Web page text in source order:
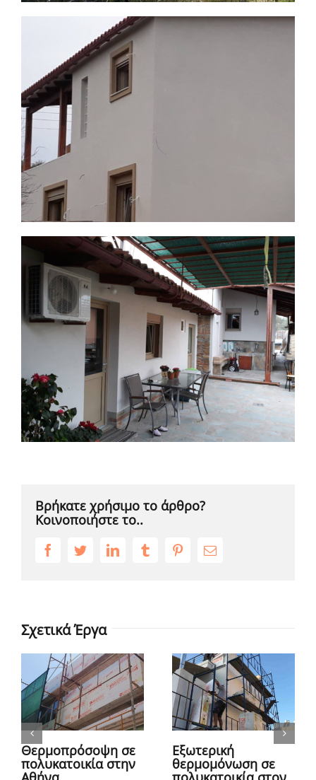
Βρήκατε χρήσιμο το άρθρο?
Κοινοποιήστε το..
FacebookTwitterLinkedInTumblr PinterestEmail
Σχετικά Έργα
Θερμοπρόσοψη σε
μονοκατοικία στον
Εξωτερική
θερμομόνωση σε